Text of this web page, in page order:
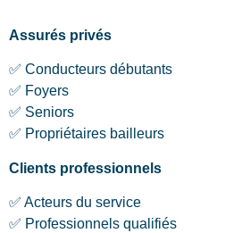
Assurés privés
✅ Conducteurs débutants
✅ Foyers
✅ Seniors
✅ Propriétaires bailleurs
Clients professionnels
✅ Acteurs du service
✅ Professionnels qualifiés